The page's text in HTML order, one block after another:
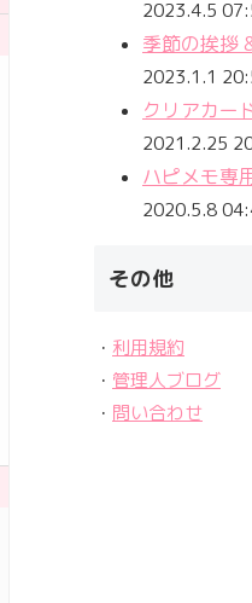
2023.4.5
季節の挨拶
2023.1.1
クリアカー
2021.2.25
ハピメモ専
2020.5.8
その他
・ 利用規約
・ 管理人ブログ
・ 問い合わせ